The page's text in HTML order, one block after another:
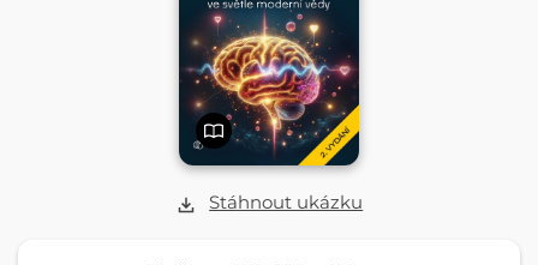
Stáhnout ukázku